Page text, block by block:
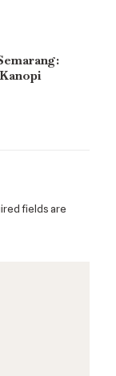
fields are